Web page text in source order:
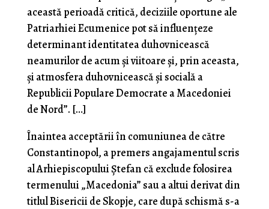
această perioadă critică, deciziile oportune ale
Patriarhiei Ecumenice pot să influențeze
determinant identitatea duhovnicească
neamurilor de acum și viitoare și, prin aceasta,
și atmosfera duhovnicească și socială a
Republicii Populare Democrate a Macedoniei
de Nord”. […]
Înaintea acceptării în comuniunea de către
Constantinopol, a premers angajamentul scris
al Arhiepiscopului Ștefan că exclude folosirea
termenului „Macedonia” sau a altui derivat din
titlul Bisericii de Skopje, care după schismă s-a